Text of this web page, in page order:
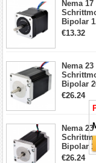
Nema
Bipolar
2A 4
€13.32
Nema 23
Bipolar
2,8A
4-Draht-
23HS30-
€26.24
Nema 23
Bipolar
1.9Nm
€26.24